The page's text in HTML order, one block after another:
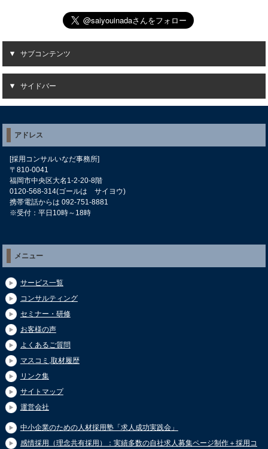
サブコンテンツ
サイドバー
アドレス
[採用コンサルいなだ事務所]
〒810-0041
福岡市中央区大名1-2-20-8階
0120-568-314(ゴールは サイヨウ)
携帯電話からは 092-751-8881
※受付：平日10時～18時
メニュー
サービス一覧
コンサルティング
セミナー・研修
お客様の声
よくあるご質問
マスコミ,取材履歴
リンク集
サイトマップ
運営会社
中小企業のための人材採用塾「求人成功実践会」
感情採用（理念共有採用）：実績多数の自社求人募集ページ制作＋採用コ